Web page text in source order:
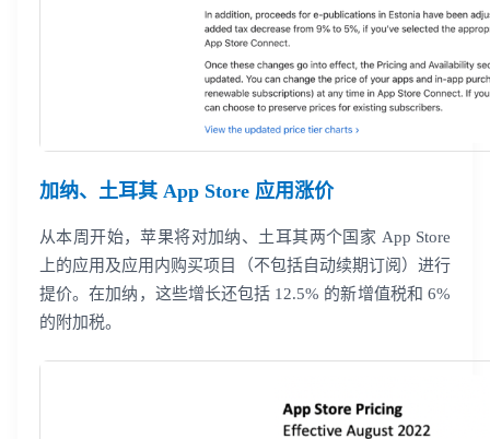
加纳、土耳其 App Store 应用涨价
从本周开始，苹果将对加纳、土耳其两个国家 App Store
上的应用及应用内购买项目（不包括自动续期订阅）进行
提价。在加纳，这些增长还包括 12.5% 的新增值税和 6%
的附加税。